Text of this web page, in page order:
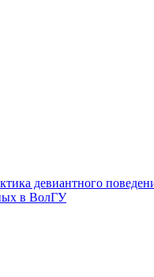
девиантного
в ВолГУ